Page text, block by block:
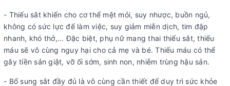
- Thiếu sắt khiến cho cơ thể mệt mỏi, suy nhược, buồn ngủ,
không có sức lực để làm việc, suy giảm miễn dịch, tim đập
nhanh, khó thở,... Đặc biệt, phụ nữ mang thai thiếu sắt, thiếu
máu sẽ vô cùng nguy hại cho cả mẹ và bé. Thiếu máu có thể
gây tiền sản giật, vỡ ối sớm, sinh non, nhiễm trùng hậu sản.
- Bổ sung sắt đầy đủ là vô cùng cần thiết để duy trì sức khỏe